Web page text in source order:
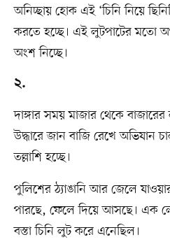
অনিচ্ছায় হোক এই ‘চিনি নিয়ে
করতে হচ্ছে। এই লুটপাটের মতো
অংশ নিচ্ছে।
২.
দাঙ্গার সময় মাজার থেকে
উদ্ধারে জান বাজি রেখে অভিযান
তল্লাশি হচ্ছে।
পুলিশের ঠ্যাঙানি আর জেলে
পারছে, ফেলে দিয়ে আসছে। এক
বস্তা চিনি লুট করে এনেছিল।